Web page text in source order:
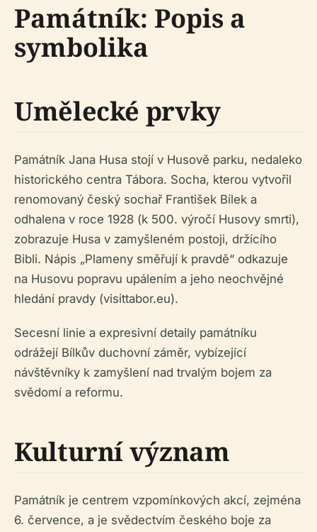
Památník: Popis a
symbolika
Umělecké prvky
Památník Jana Husa stojí v Husově parku, nedaleko
historického centra Tábora. Socha, kterou vytvořil
renomovaný český sochař František Bílek a
odhalena v roce 1928 (k 500. výročí Husovy smrti),
zobrazuje Husa v zamyšleném postoji, držícího
Bibli. Nápis „Plameny směřují k pravdě“ odkazuje
na Husovu popravu upálením a jeho neochvějné
hledání pravdy (visittabor.eu).
Secesní linie a expresivní detaily památníku
odrážejí Bílkův duchovní záměr, vybízející
návštěvníky k zamyšlení nad trvalým bojem za
svědomí a reformu.
Kulturní význam
Památník je centrem vzpomínkových akcí, zejména
6. července, a je svědectvím českého boje za